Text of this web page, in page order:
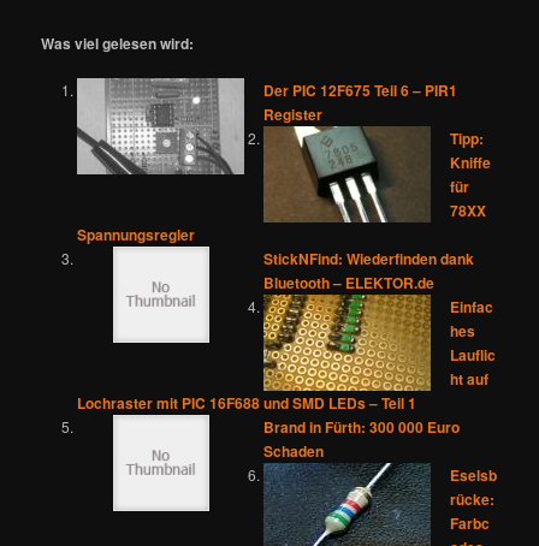
Was viel gelesen wird:
Der PIC 12F675 Teil 6 – PIR1
Register
Tipp:
Kniffe
für
78XX
Spannungsregler
StickNFind: Wiederfinden dank
Bluetooth – ELEKTOR.de
Einfac
hes
Lauflic
ht auf
Lochraster mit PIC 16F688 und SMD LEDs – Teil 1
Brand in Fürth: 300 000 Euro
Schaden
Eselsb
rücke:
Farbc